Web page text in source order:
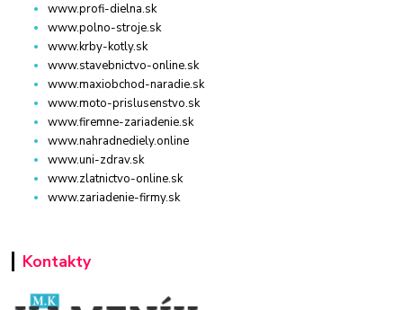
www.profi-dielna.sk
www.polno-stroje.sk
www.krby-kotly.sk
www.stavebnictvo-online.sk
www.maxiobchod-naradie.sk
www.moto-prislusenstvo.sk
www.firemne-zariadenie.sk
www.nahradnediely.online
www.uni-zdrav.sk
www.zlatnictvo-online.sk
www.zariadenie-firmy.sk
Kontakty